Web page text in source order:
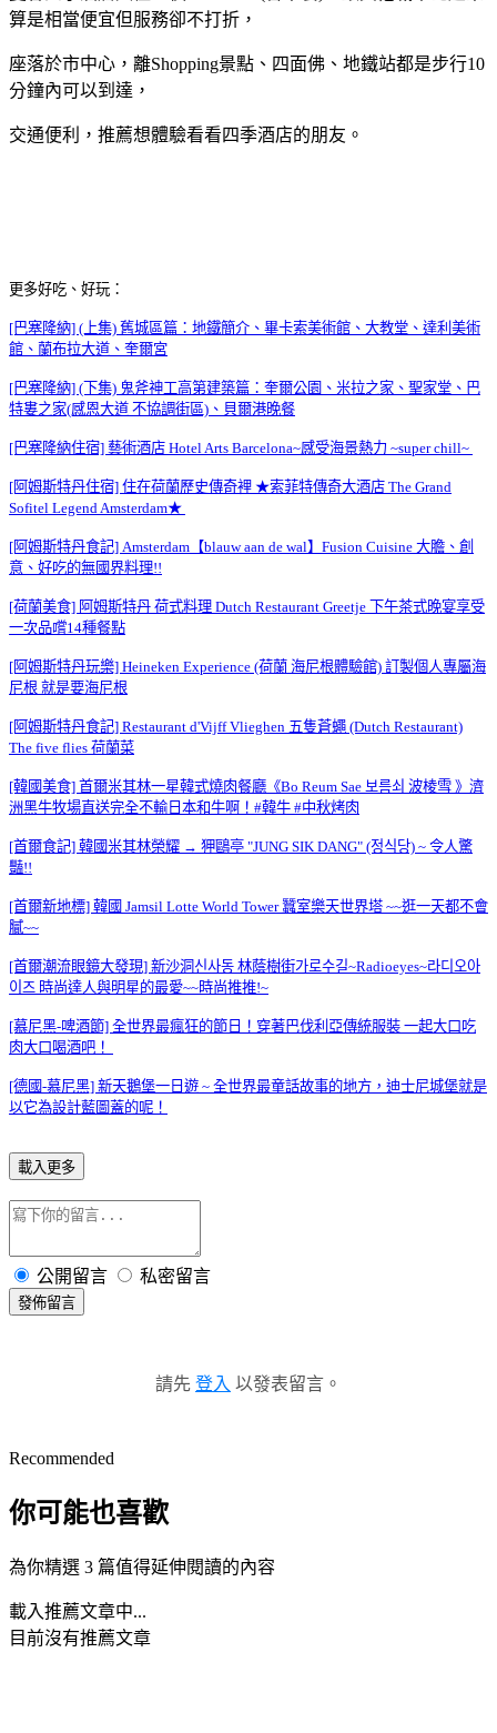
算是相當便宜但服務卻不打折，
座落於市中心，離Shopping景點、四面佛、地鐵站都是步行10
分鐘內可以到達，
交通便利，推薦想體驗看看四季酒店的朋友。
更多好吃、好玩：
[巴塞隆納] (上集) 舊城區篇：地鐵簡介、畢卡索美術館、大教堂、達利美術
館、蘭布拉大道、奎爾宮
[巴塞隆納] (下集) 鬼斧神工高第建築篇：奎爾公園、米拉之家、聖家堂、巴
特婁之家(感恩大道 不協調街區)、貝爾港晚餐
[巴塞隆納住宿] 藝術酒店 Hotel Arts Barcelona~感受海景熱力 ~super chill~
[阿姆斯特丹住宿] 住在荷蘭歷史傳奇裡 ★索菲特傳奇大酒店 The Grand
Sofitel Legend Amsterdam★
[阿姆斯特丹食記] Amsterdam【blauw aan de wal】Fusion Cuisine 大膽、創
意、好吃的無國界料理!!
[荷蘭美食] 阿姆斯特丹 荷式料理 Dutch Restaurant Greetje 下午茶式晚宴享受
一次品嚐14種餐點
[阿姆斯特丹玩樂] Heineken Experience (荷蘭 海尼根體驗館) 訂製個人專屬海
尼根 就是要海尼根
[阿姆斯特丹食記] Restaurant d'Vijff Vlieghen 五隻蒼蠅 (Dutch Restaurant)
The five flies 荷蘭菜
[韓國美食] 首爾米其林一星韓式燒肉餐廳《Bo Reum Sae 보름쇠 波棱雪 》濟
洲黑牛牧場直送完全不輸日本和牛啊！#韓牛 #中秋烤肉
[首爾食記] 韓國米其林榮耀 → 狎鷗亭 "JUNG SIK DANG" (정식당) ~ 令人驚
豔!!
[首爾新地標] 韓國 Jamsil Lotte World Tower 蠶室樂天世界塔 ~~逛一天都不會
膩~~
[首爾潮流眼鏡大發現] 新沙洞신사동 林蔭樹街가로수길~Radioeyes~라디오아
이즈 時尚達人與明星的最愛~~時尚推推!~
[慕尼黑-啤酒節] 全世界最瘋狂的節日！穿著巴伐利亞傳統服裝 一起大口吃
肉大口喝酒吧！
[德國-慕尼黑] 新天鵝堡一日遊 ~ 全世界最童話故事的地方，迪士尼城堡就是
以它為設計藍圖蓋的呢！
載入更多
公開留言 私密留言
發佈留言
請先 登入 以發表留言。
Recommended
你可能也喜歡
為你精選 3 篇值得延伸閱讀的內容
載入推薦文章中...
目前沒有推薦文章